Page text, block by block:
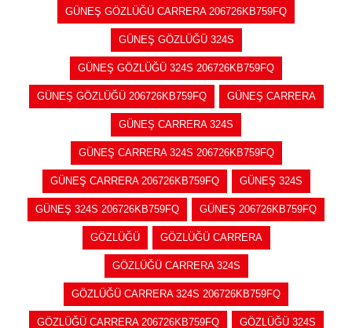
GÜNEŞ GÖZLÜĞÜ CARRERA 206726KB759FQ
GÜNEŞ GÖZLÜĞÜ 324S
GÜNEŞ GÖZLÜĞÜ 324S 206726KB759FQ
GÜNEŞ GÖZLÜĞÜ 206726KB759FQ GÜNEŞ CARRERA
GÜNEŞ CARRERA 324S
GÜNEŞ CARRERA 324S 206726KB759FQ
GÜNEŞ CARRERA 206726KB759FQ GÜNEŞ 324S
GÜNEŞ 324S 206726KB759FQ GÜNEŞ 206726KB759FQ
GÖZLÜĞÜ GÖZLÜĞÜ CARRERA
GÖZLÜĞÜ CARRERA 324S
GÖZLÜĞÜ CARRERA 324S 206726KB759FQ
GÖZLÜĞÜ CARRERA 206726KB759FQ GÖZLÜĞÜ 324S